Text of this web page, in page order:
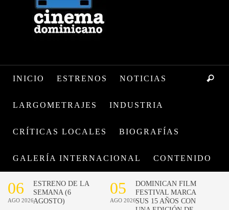
INICIO ESTRENOS NOTICIAS
LARGOMETRAJES INDUSTRIA
CRÍTICAS LOCALES BIOGRAFÍAS
GALERÍA INTERNACIONAL CONTENIDO